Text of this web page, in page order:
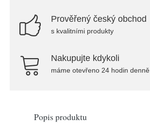
Prověřený český obchod
s kvalitními produkty
Nakupujte kdykoli
máme otevřeno 24 hodin denně
Popis produktu